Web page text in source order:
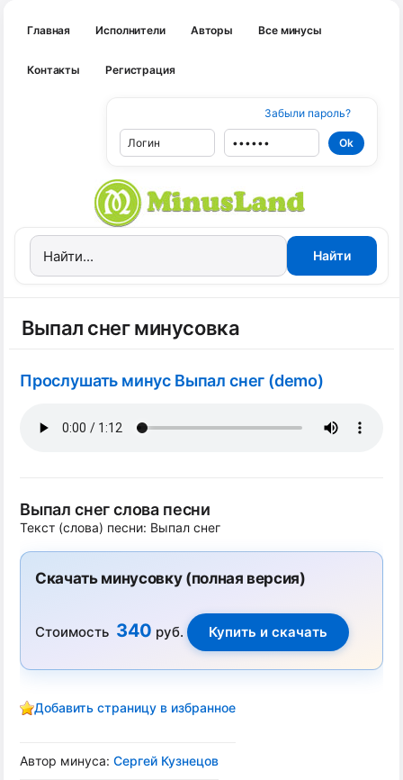
Главная Исполнители Авторы Все минусы
Контакты Регистрация
Забыли пароль?
Выпал снег минусовка
Прослушать минус Выпал снег (demo)
Выпал снег слова песни
Текст (слова) песни: Выпал снег
Скачать минусовку (полная версия)
Стоимость 340 руб.
Добавить страницу в избранное
Автор минуса: Сергей Кузнецов